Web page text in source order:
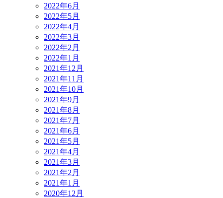
2022年6月
2022年5月
2022年4月
2022年3月
2022年2月
2022年1月
2021年12月
2021年11月
2021年10月
2021年9月
2021年8月
2021年7月
2021年6月
2021年5月
2021年4月
2021年3月
2021年2月
2021年1月
2020年12月